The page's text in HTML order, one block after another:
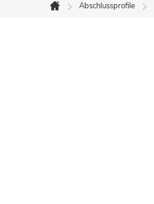
Startseite
Abschlussprofile